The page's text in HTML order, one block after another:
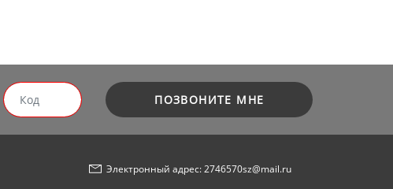
ПОЗВОНИТЕ МНЕ
Электронный адрес: 2746570sz@mail.ru